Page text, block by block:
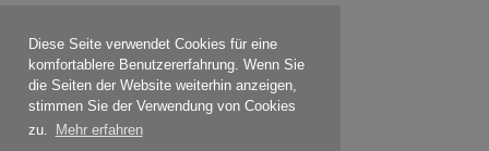
Diese Seite verwendet Cookies für eine
komfortablere Benutzererfahrung. Wenn Sie
die Seiten der Website weiterhin anzeigen,
stimmen Sie der Verwendung von Cookies
zu.
Mehr erfahren